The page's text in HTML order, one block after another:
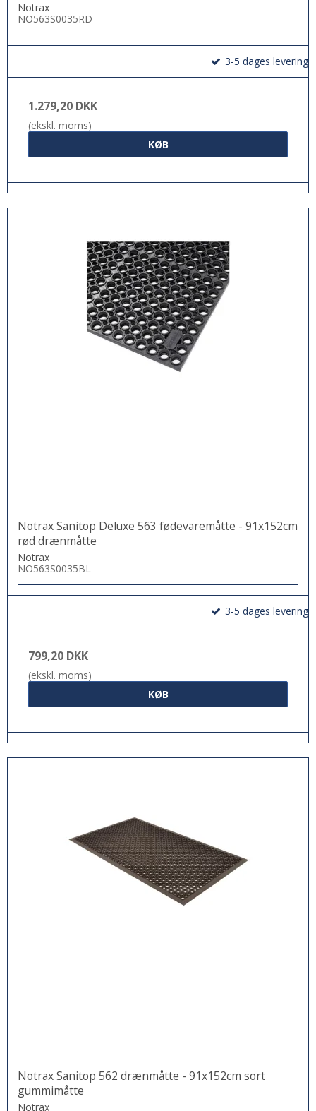
Notrax
NO563S0035RD
3-5 dages levering
1.279,20 DKK
(ekskl. moms)
KØB
Notrax Sanitop Deluxe 563 fødevaremåtte - 91x152cm
rød drænmåtte
Notrax
NO563S0035BL
3-5 dages levering
799,20 DKK
(ekskl. moms)
KØB
Notrax Sanitop 562 drænmåtte - 91x152cm sort
gummimåtte
Notrax